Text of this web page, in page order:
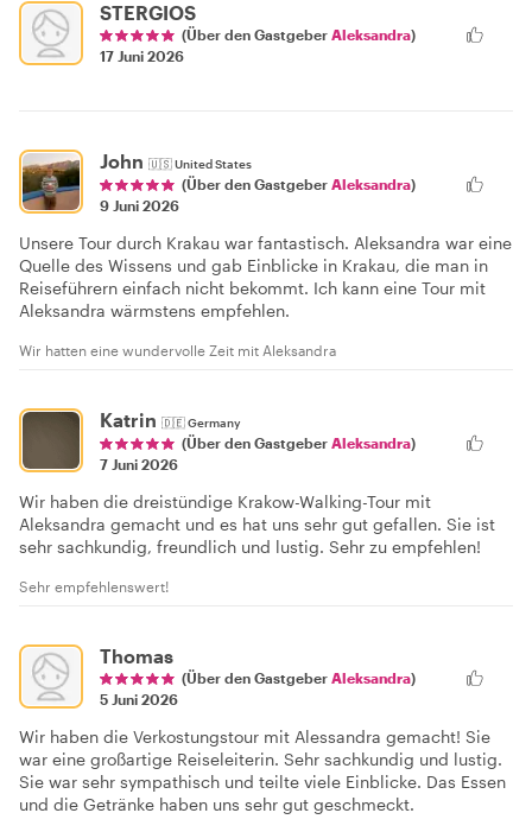
STERGIOS
(Über den Gastgeber Aleksandra)
17 Juni 2026
John 🇺🇸United States
(Über den Gastgeber Aleksandra)
9 Juni 2026
Unsere Tour durch Krakau war fantastisch. Aleksandra war eine
Quelle des Wissens und gab Einblicke in Krakau, die man in
Reiseführern einfach nicht bekommt. Ich kann eine Tour mit
Aleksandra wärmstens empfehlen.
Wir hatten eine wundervolle Zeit mit Aleksandra
Katrin 🇩🇪Germany
(Über den Gastgeber Aleksandra)
7 Juni 2026
Wir haben die dreistündige Krakow-Walking-Tour mit
Aleksandra gemacht und es hat uns sehr gut gefallen. Sie ist
sehr sachkundig, freundlich und lustig. Sehr zu empfehlen!
Sehr empfehlenswert!
Thomas
(Über den Gastgeber Aleksandra)
5 Juni 2026
Wir haben die Verkostungstour mit Alessandra gemacht! Sie
war eine großartige Reiseleiterin. Sehr sachkundig und lustig.
Sie war sehr sympathisch und teilte viele Einblicke. Das Essen
und die Getränke haben uns sehr gut geschmeckt.